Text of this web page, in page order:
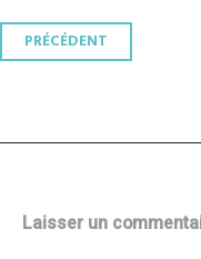
Navigation
PRÉCÉDENT
Laisser un